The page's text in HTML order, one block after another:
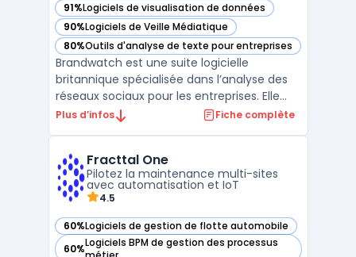
91%Logiciels de visualisation de données
— voir Brandwatch dans cette catégorie
90%Logiciels de Veille Médiatique
— voir Brandwatch dans cette catégorie
80%Outils d'analyse de texte pour entreprises
— voir Brandwatch dans cette catégorie
Brandwatch est une suite logicielle
britannique spécialisée dans l’analyse des
réseaux sociaux pour les entreprises. Elle
permet la collecte, l’analyse et l’utilisation
organisations gérant de grands volumes de
mentions sur le ...
Plus d’infos Fiche complète
Fracttal One
Pilotez la maintenance multi-sites
avec automatisation et IoT
4.5
60%Logiciels de gestion de flotte automobile
— voir Fracttal One dans cette catégorie
60%Logiciels BPM de gestion des processus
— voir Fracttal One dans cette catégorie